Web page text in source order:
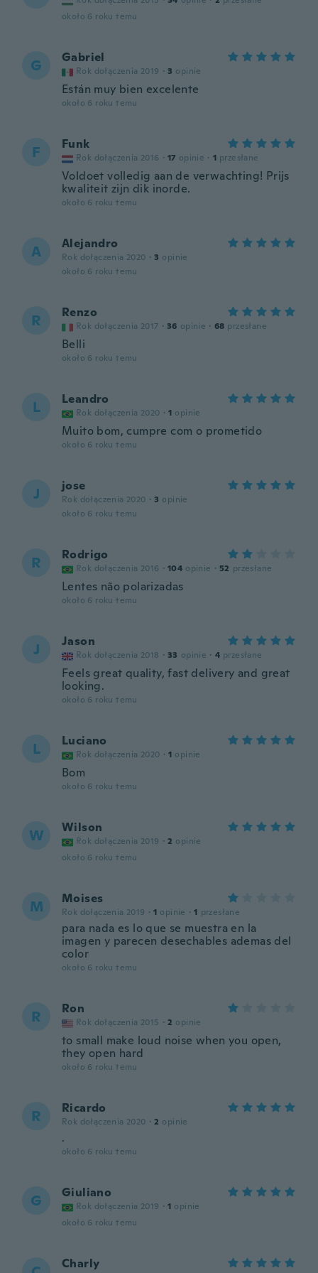
około 6 roku temu
G Gabriel
Rok dołączenia 2019 · 3 opinie
Están muy bien excelente
około 6 roku temu
F Funk
Rok dołączenia 2016 · 17 opinie · 1 przesłane
Voldoet volledig aan de verwachting! Prijs
kwaliteit zijn dik inorde.
około 6 roku temu
A Alejandro
Rok dołączenia 2020 · 3 opinie
około 6 roku temu
R Renzo
Rok dołączenia 2017 · 36 opinie · 68 przesłane
Belli
około 6 roku temu
L Leandro
Rok dołączenia 2020 · 1 opinie
Muito bom, cumpre com o prometido
około 6 roku temu
J jose
Rok dołączenia 2020 · 3 opinie
około 6 roku temu
R Rodrigo
Rok dołączenia 2016 · 104 opinie · 52 przesłane
Lentes não polarizadas
około 6 roku temu
J Jason
Rok dołączenia 2018 · 33 opinie · 4 przesłane
Feels great quality, fast delivery and great
looking.
około 6 roku temu
L Luciano
Rok dołączenia 2020 · 1 opinie
Bom
około 6 roku temu
W Wilson
Rok dołączenia 2019 · 2 opinie
około 6 roku temu
M Moises
Rok dołączenia 2019 · 1 opinie · 1 przesłane
para nada es lo que se muestra en la
imagen y parecen desechables ademas del
color
około 6 roku temu
R Ron
Rok dołączenia 2015 · 2 opinie
to small make loud noise when you open,
they open hard
około 6 roku temu
R Ricardo
Rok dołączenia 2020 · 2 opinie
.
około 6 roku temu
G Giuliano
Rok dołączenia 2019 · 1 opinie
około 6 roku temu
Charly